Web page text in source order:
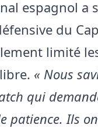
espagnol a
du
limité
« Nous
qui
patience. Ils